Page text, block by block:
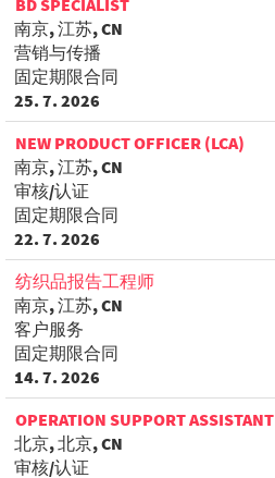
BD SPECIALIST
南京, 江苏, CN
营销与传播
固定期限合同
25. 7. 2026
NEW PRODUCT OFFICER (LCA)
南京, 江苏, CN
审核/认证
固定期限合同
22. 7. 2026
纺织品报告工程师
南京, 江苏, CN
客户服务
固定期限合同
14. 7. 2026
OPERATION SUPPORT ASSISTANT
北京, 北京, CN
审核/认证